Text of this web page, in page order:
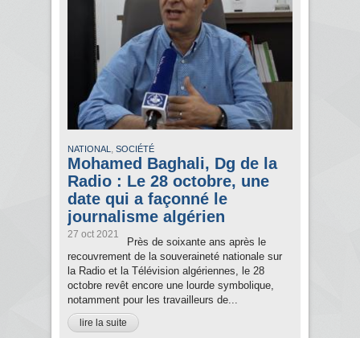
NATIONAL , SOCIÉTÉ
Mohamed Baghali, Dg de la
Radio : Le 28 octobre, une
date qui a façonné le
journalisme algérien
27 oct 2021
Près de soixante ans après le
recouvrement de la souveraineté nationale sur
la Radio et la Télévision algériennes, le 28
octobre revêt encore une lourde symbolique,
notamment pour les travailleurs de...
lire la suite